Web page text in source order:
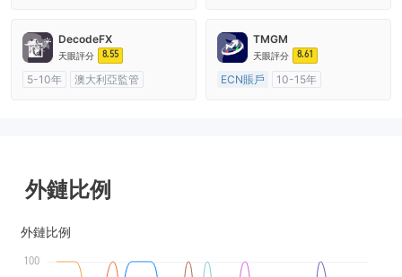
主標MT4
DecodeFX
天眼評分 8.55
5-10年
澳大利亞監管
TMGM
天眼評分 8.61
ECN賬戶
10-15年
外鏈比例